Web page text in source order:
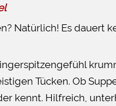
Natürlich! Es dauert
Tücken. Ob
kennt. Hilfreich,